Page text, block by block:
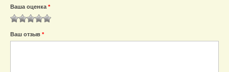
Ваша оценка *
Ваш отзыв *